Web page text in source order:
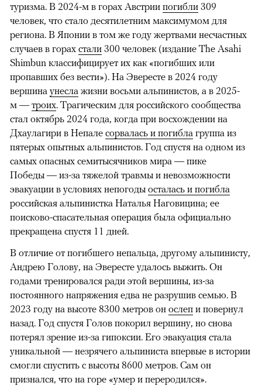
туризма. В 2024-м в горах Австрии погибли 309
человек, что стало десятилетним максимумом для
региона. В Японии в том же году жертвами несчастных
случаев в горах стали 300 человек (издание The Asahi
Shimbun классифицирует их как «погибших или
пропавших без вести»). На Эвересте в 2024 году
вершина унесла жизни восьми альпинистов, а в 2025-
м — троих. Трагическим для российского сообщества
стал октябрь 2024 года, когда при восхождении на
Дхаулагири в Непале сорвалась и погибла группа из
пятерых опытных альпинистов. Год спустя на одном из
самых опасных семитысячников мира — пике
Победы — из-за тяжелой травмы и невозможности
эвакуации в условиях непогоды осталась и погибла
российская альпинистка Наталья Наговицина; ее
поисково-спасательная операция была официально
прекращена спустя 11 дней.
В отличие от погибшего непальца, другому альпинисту,
Андрею Голову, на Эвересте удалось выжить. Он
годами тренировался ради этой вершины, из-за
постоянного напряжения едва не разрушив семью. В
2023 году на высоте 8300 метров он ослеп и повернул
назад. Год спустя Голов покорил вершину, но снова
потерял зрение из-за гипоксии. Его эвакуация стала
уникальной — незрячего альпиниста впервые в истории
смогли спустить с высоты 8600 метров. Сам он
признался, что на горе «умер и переродился».